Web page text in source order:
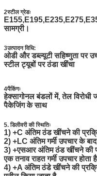
2स्टील ग्रेडः
सामग्री।
3उत्पादन विधि:
ओडी और डब्ल्यूटी सहिष्णुता पर
स्टील ट्यूबों पर ठंडा खींचा
4पैकिंगः
हेक्सागोनल बंडलों में, तेल विरोधी
पैकेजिंग के साथ
5. डिलीवरी की स्थितिः
1) +C अंतिम ठंड खींचने की
2) +LC अंतिम गर्मी उपचार के
3) +एसआर अंतिम ठंड खींचने की
एक तनाव राहत गर्मी उपचार होता है
4) +A अंतिम ठंडे खींचने की